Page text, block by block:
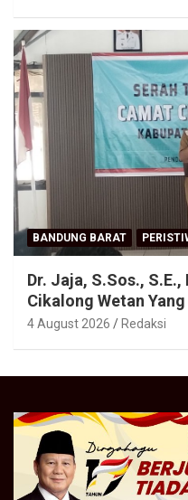
BANDUNG BARAT
Dr. Jaja, S.Sos.,
Cikalong Wetan
4 August 2026 Redaksi